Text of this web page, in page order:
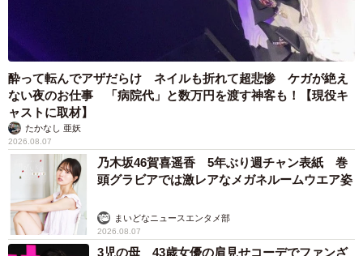
酔って転んでアザだらけ ネイルも折れて超悲惨 ケガが絶え
ない夜のお仕事 「病院代」と数万円を渡す神客も！【現役キ
ャストに取材】
たかなし 亜妖
2026.08.07
乃木坂46賀喜遥香 5年ぶり週チャン表紙 巻
頭グラビアでは激レアなメガネルームウエア姿
まいどなニュースエンタメ部
2026.08.07
3児の母 43歳女優の肩見せコーデでファンざ